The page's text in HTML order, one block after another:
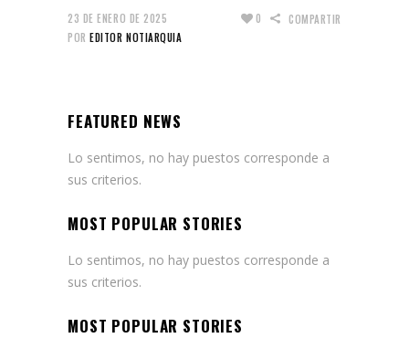
23 DE ENERO DE 2025
POR EDITOR NOTIARQUIA
0 COMPARTIR
FEATURED NEWS
Lo sentimos, no hay puestos corresponde a
sus criterios.
MOST POPULAR STORIES
Lo sentimos, no hay puestos corresponde a
sus criterios.
MOST POPULAR STORIES